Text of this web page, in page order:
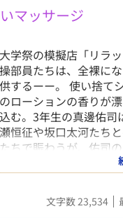
マッサージ
大学祭の模擬店「リラ
操部員たちは、全裸に
供するーー。 使い捨て
のローションの香りが
込む。3年生の真邊佑司
瀬恒征や坂口太河たち
たちで賑わうが、佑司
インカレを終えて引退
店。懐かしい空気に部
スへ、松谷は高瀬のブ
ノが流れる中、リラク
文字数 23,534